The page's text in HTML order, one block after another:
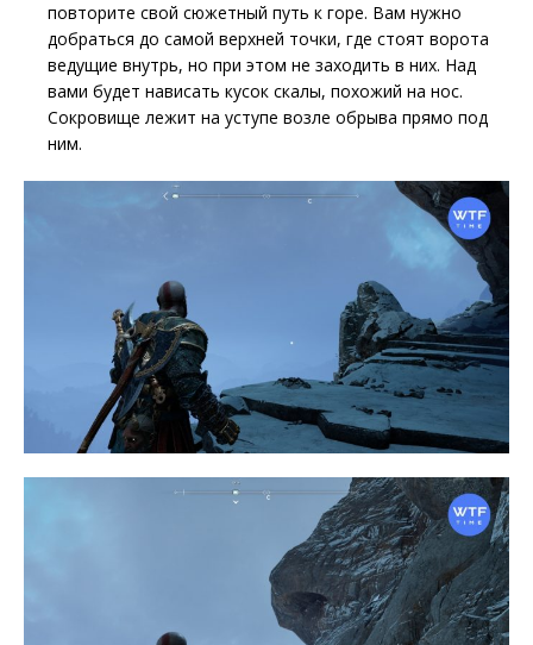
повторите свой сюжетный путь к горе. Вам нужно
добраться до самой верхней точки, где стоят ворота
ведущие внутрь, но при этом не заходить в них. Над
вами будет нависать кусок скалы, похожий на нос.
Сокровище лежит на уступе возле обрыва прямо под
ним.